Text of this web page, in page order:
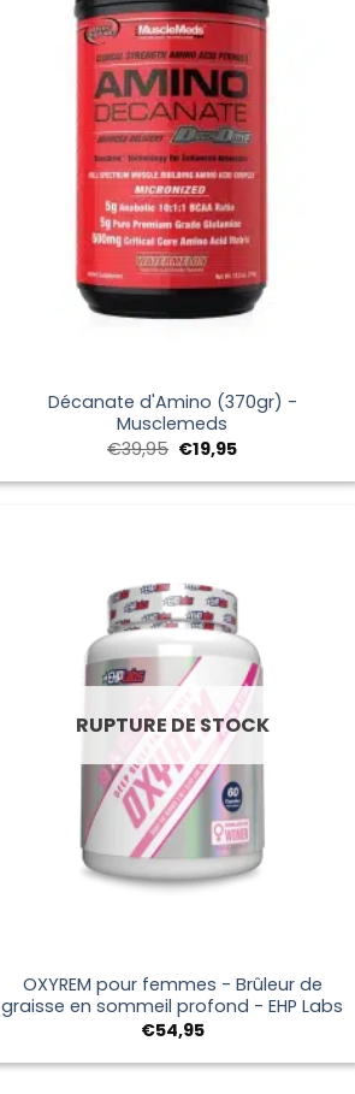
Décanate d'Amino (370gr) -
Musclemeds
€39,95 Le
initial
€19,95Le
actuel
RUPTURE DE STOCK
OXYREM pour femmes - Brûleur de
graisse en sommeil profond - EHP Labs
€54,95